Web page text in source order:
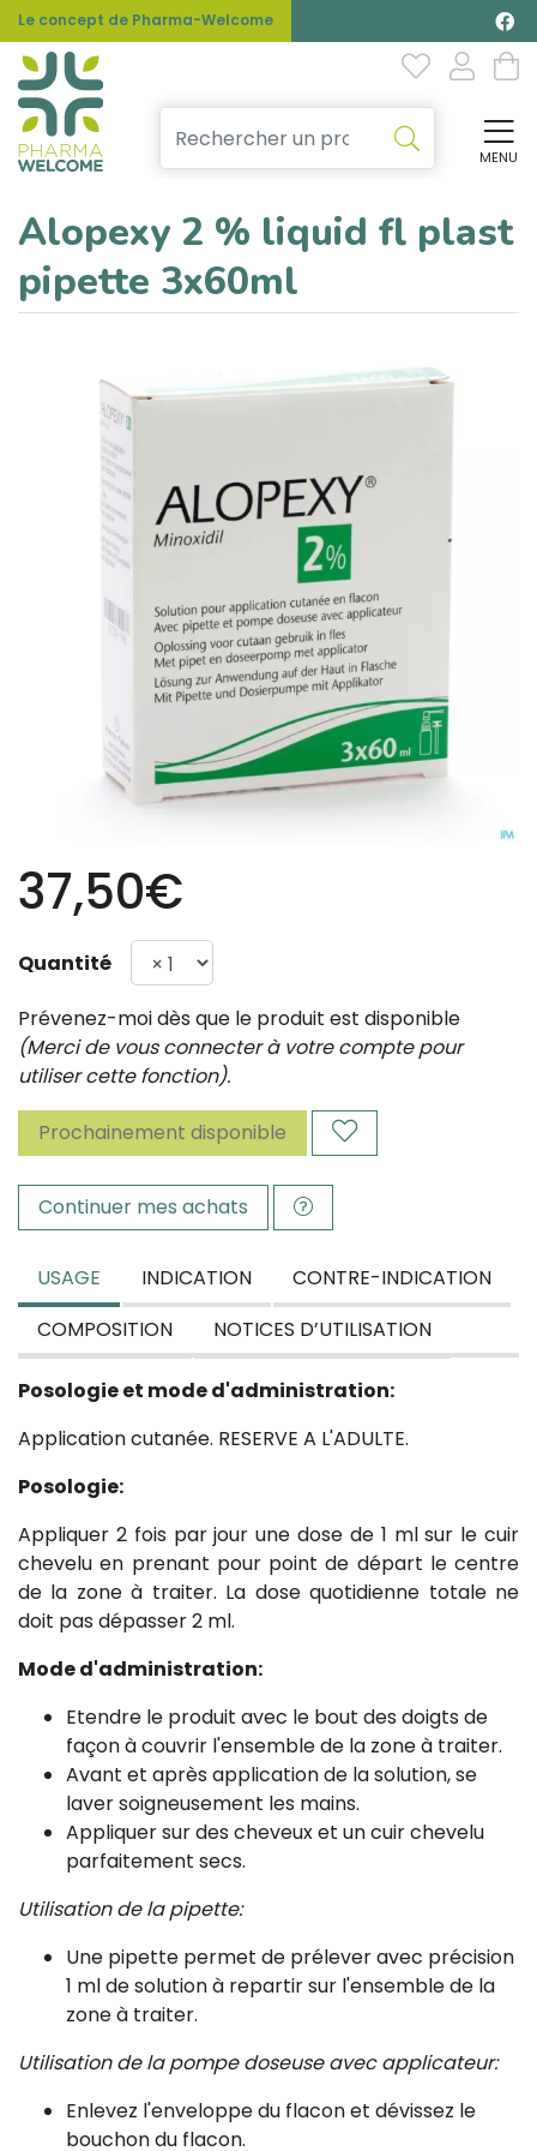
Le concept de Pharma-Welcome
MENU
Alopexy 2 % liquid fl plast
pipette 3x60ml
37,50€
Quantité
Prévenez-moi dès que le produit est disponible
(Merci de vous connecter à votre compte pour
utiliser cette fonction).
Prochainement disponible
Continuer mes achats
USAGE INDICATION
CONTRE-INDICATION
COMPOSITION
NOTICES D’UTILISATION
Posologie et mode d'administration:
Application cutanée. RESERVE A L'ADULTE.
Posologie:
Appliquer 2 fois par jour une dose de 1 ml sur le cuir
chevelu en prenant pour point de départ le centre
de la zone à traiter. La dose quotidienne totale ne
doit pas dépasser 2 ml.
Mode d'administration:
Etendre le produit avec le bout des doigts de
façon à couvrir l'ensemble de la zone à traiter.
Avant et après application de la solution, se
laver soigneusement les mains.
Appliquer sur des cheveux et un cuir chevelu
parfaitement secs.
Utilisation de la pipette:
Une pipette permet de prélever avec précision
1 ml de solution à repartir sur l'ensemble de la
zone à traiter.
Utilisation de la pompe doseuse avec applicateur:
Enlevez l'enveloppe du flacon et dévissez le
bouchon du flacon.